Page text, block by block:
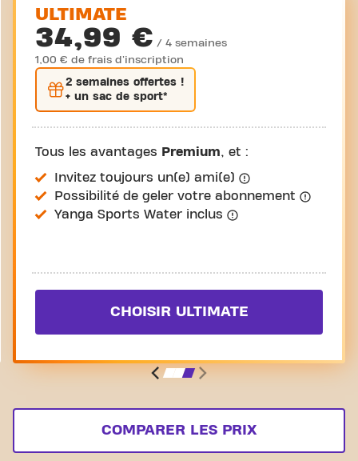
ULTIMATE
34,99 € / 4 semaines
1,00 € de frais d'inscription
2 semaines offertes !
+ un sac de sport*
Tous les avantages Premium, et :
Invitez toujours un(e) ami(e)
Possibilité de geler votre abonnement
Yanga Sports Water inclus
CHOISIR ULTIMATE
COMPARER LES PRIX